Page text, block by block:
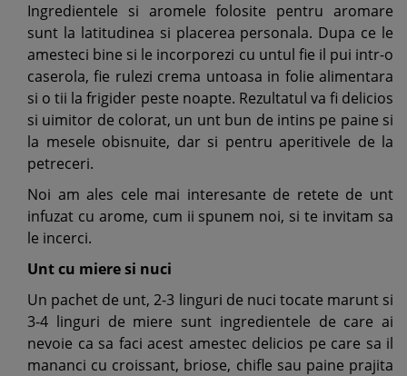
Ingredientele si aromele folosite pentru aromare
sunt la latitudinea si placerea personala. Dupa ce le
amesteci bine si le incorporezi cu untul fie il pui intr-o
caserola, fie rulezi crema untoasa in folie alimentara
si o tii la frigider peste noapte. Rezultatul va fi delicios
si uimitor de colorat, un unt bun de intins pe paine si
la mesele obisnuite, dar si pentru aperitivele de la
petreceri.
Noi am ales cele mai interesante de retete de unt
infuzat cu arome, cum ii spunem noi, si te invitam sa
le incerci.
Unt cu miere si nuci
Un pachet de unt, 2-3 linguri de nuci tocate marunt si
3-4 linguri de miere sunt ingredientele de care ai
nevoie ca sa faci acest amestec delicios pe care sa il
mananci cu croissant, briose, chifle sau paine prajita